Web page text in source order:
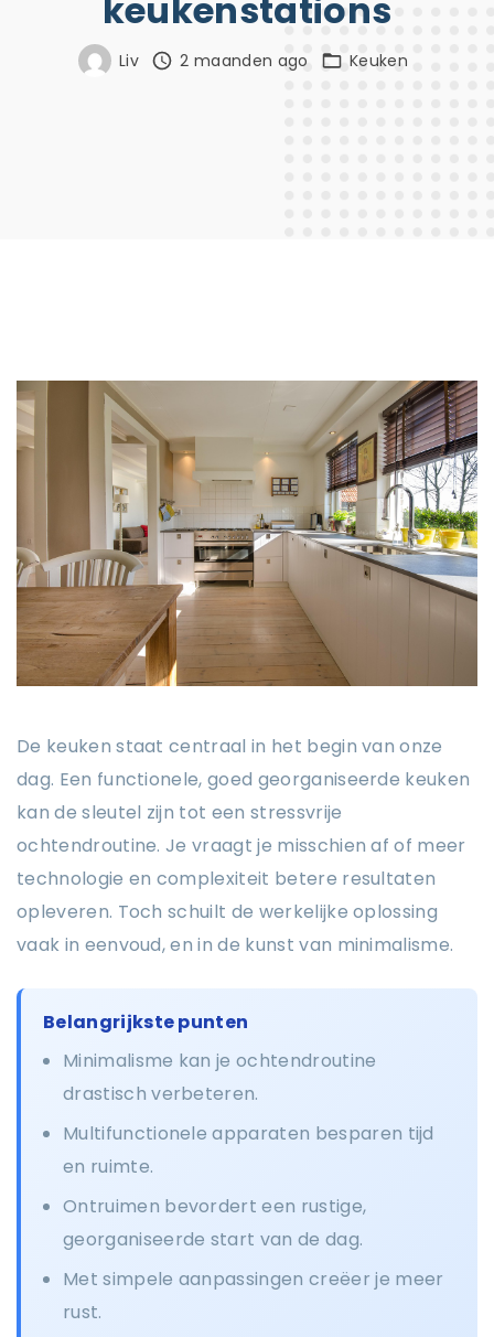
keukenstations
Liv 2 maanden ago Keuken
De keuken staat centraal in het begin van onze
dag. Een functionele, goed georganiseerde keuken
kan de sleutel zijn tot een stressvrije
ochtendroutine. Je vraagt je misschien af of meer
technologie en complexiteit betere resultaten
opleveren. Toch schuilt de werkelijke oplossing
vaak in eenvoud, en in de kunst van minimalisme.
Belangrijkste punten
Minimalisme kan je ochtendroutine
drastisch verbeteren.
Multifunctionele apparaten besparen tijd
en ruimte.
Ontruimen bevordert een rustige,
georganiseerde start van de dag.
Met simpele aanpassingen creëer je meer
rust.